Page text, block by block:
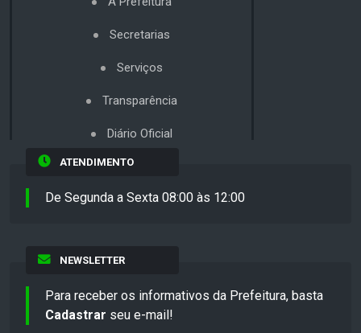
Secretarias
Serviços
Transparência
Diário Oficial
ATENDIMENTO
De Segunda a Sexta 08:00 às 12:00
NEWSLETTER
Para receber os informativos da Prefeitura, basta
Cadastrar seu e-mail!